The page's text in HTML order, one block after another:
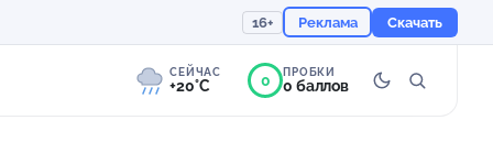
16+ Реклама Скачать
СЕЙЧАС
+20°C 0 ПРОБКИ
0 баллов